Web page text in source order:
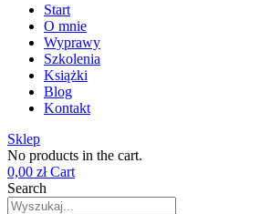
Start
O mnie
Wyprawy
Szkolenia
Książki
Blog
Kontakt
Sklep
No products in the cart.
0,00 zł Cart
Search